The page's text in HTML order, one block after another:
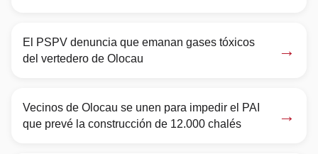
El PSPV denuncia que emanan gases tóxicos
del vertedero de Olocau
→
Vecinos de Olocau se unen para impedir el PAI
que prevé la construcción de 12.000 chalés
→